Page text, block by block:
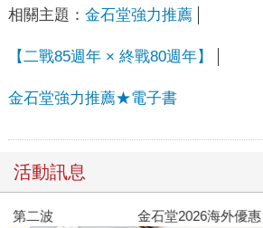
相關主題： 金石堂強力推薦
【二戰85週年 × 終戰80週年】
金石堂強力推薦★電子書
活動訊息
金石堂2026海外優惠：電子書